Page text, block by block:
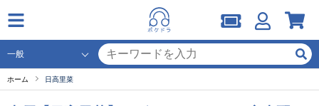
ホーム 日高里菜